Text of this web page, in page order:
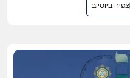
צפיה ביוטיוב